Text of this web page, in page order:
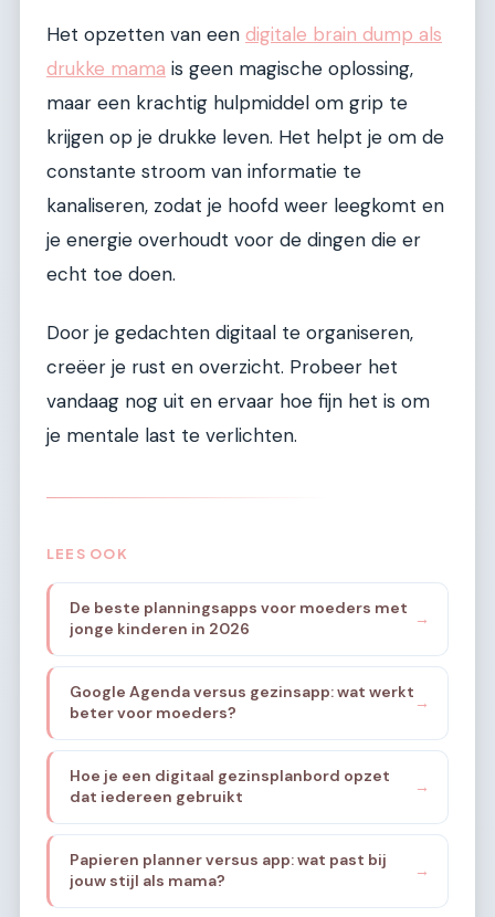
Het opzetten van een digitale brain dump als
drukke mama is geen magische oplossing,
maar een krachtig hulpmiddel om grip te
krijgen op je drukke leven. Het helpt je om de
constante stroom van informatie te
kanaliseren, zodat je hoofd weer leegkomt en
je energie overhoudt voor de dingen die er
echt toe doen.
Door je gedachten digitaal te organiseren,
creëer je rust en overzicht. Probeer het
vandaag nog uit en ervaar hoe fijn het is om
je mentale last te verlichten.
LEES OOK
De beste planningsapps voor moeders met
jonge kinderen in 2026
→
Google Agenda versus gezinsapp: wat werkt
beter voor moeders?
→
Hoe je een digitaal gezinsplanbord opzet
dat iedereen gebruikt
→
Papieren planner versus app: wat past bij
jouw stijl als mama?
→